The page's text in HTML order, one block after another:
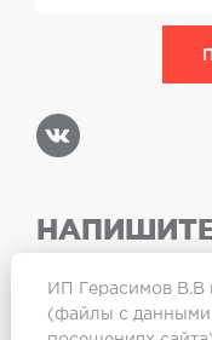
ИП Герасимов В.В
(файлы с